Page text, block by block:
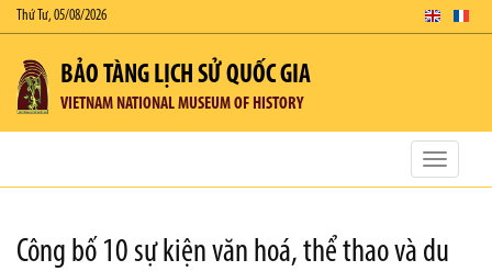
Thứ Tư, 05/08/2026
BẢO TÀNG LỊCH SỬ QUỐC GIA
VIETNAM NATIONAL MUSEUM OF HISTORY
Toggle
Công bố 10 sự kiện văn hoá, thể thao và du